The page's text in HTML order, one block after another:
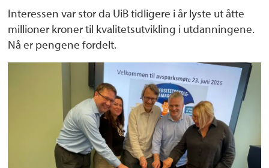
Interessen var stor da UiB tidligere i år lyste ut åtte
millioner kroner til kvalitetsutvikling i utdanningene.
Nå er pengene fordelt.